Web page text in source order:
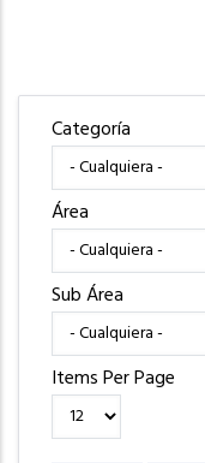
Categoría
Área
Sub Área
Items Per Page